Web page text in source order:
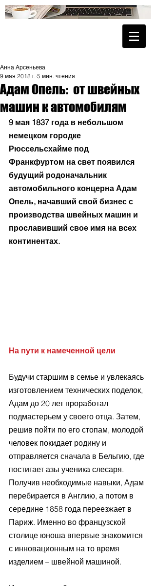
Адам Опель: от швейных
машин к автомобилям
Анна Арсеньева
9 мая 2018 г. 5 мин. чтения
9 мая 1837 года в небольшом
немецком городке
Рюссельсхайме под
Франкфуртом на свет появился
будущий родоначальник
автомобильного концерна Адам
Опель, начавший свой бизнес с
производства швейных машин и
прославивший свое имя на всех
континентах.
На пути к намеченной цели
Будучи старшим в семье и увлекаясь
изготовлением технических поделок,
Адам до 20 лет проработал
подмастерьем у своего отца. Затем,
решив пойти по его стопам, молодой
человек покидает родину и
отправляется сначала в Бельгию, где
постигает азы ученика слесаря.
Получив необходимые навыки, Адам
перебирается в Англию, а потом в
середине 1858 года переезжает в
Париж. Именно во французской
столице юноша впервые знакомится
с инновационным на то время
изделием – швейной машиной.